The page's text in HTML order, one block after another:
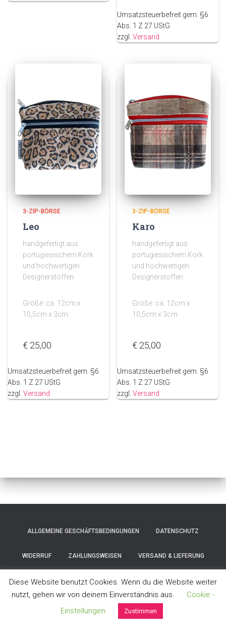
Umsatzsteuerbefreit gem. §6
Abs. 1 Z 27 UStG
zzgl.Versand
3-ZIP-BÖRSE
Leo
handgefertigt aus
portugiesischem Kork
und hochwertigen
Designerstoffen
Größe: ca. 12cm x
10,5cm x 3cm
€ 25,00
Umsatzsteuerbefreit gem. §6
Abs. 1 Z 27 UStG
zzgl. Versand
3-ZIP-BÖRSE
Karo
handgefertigt aus
portugiesischem Kork
und hochwertigen
Designerstoffen
Größe: ca. 12cm x
10,5cm x 3cm
€ 25,00
Umsatzsteuerbefreit gem. §6
Abs. 1 Z 27 UStG
zzgl.Versand
ALLGEMEINE GESCHÄFTSBEDINGUNGEN DATENSCHUTZ
WIDERRUF ZAHLUNGSWEISEN VERSAND & LIEFERUNG
IMPRESSUM
Hestia | Entwickelt vonThemeIsle
Diese Website benutzt Cookies. Wenn du die Website weiter
nutzt, gehen wir von deinem Einverständnis aus.
Cookie -
Einstellungen
Zustimmen